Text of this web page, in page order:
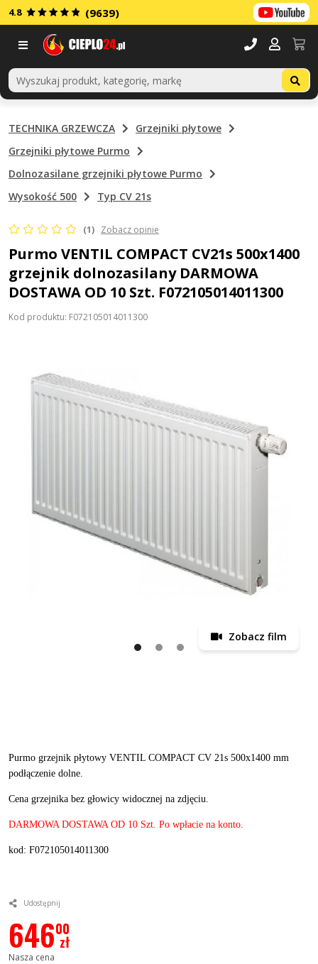
4.8 (9639)
TECHNIKA GRZEWCZA
Grzejniki płytowe
Grzejniki płytowe Purmo
Dolnozasilane grzejniki płytowe Purmo
Wysokość 500
Typ CV 21s
(1) Zobacz opinie
Purmo VENTIL COMPACT CV21s 500x1400
grzejnik dolnozasilany DARMOWA
DOSTAWA OD 10 Szt. F072105014011300
Kod produktu: F072105014011300
Zobacz film
Purmo grzejnik płytowy VENTIL COMPACT CV 21s 500x1400 mm
podłączenie dolne.
Cena grzejnika bez głowicy widocznej na zdjęciu.
DARMOWA DOSTAWA OD 10 Szt. Po wpłacie na konto.
kod: F072105014011300
Udostępnij
64600
zł
Nasza cena